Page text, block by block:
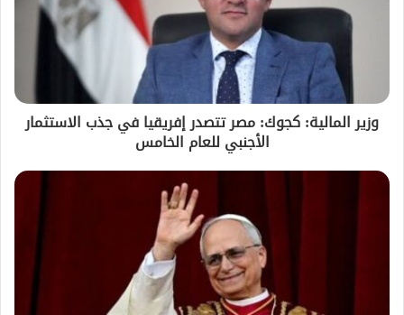
وزير المالية: كجوك: مصر تتصدر إفريقيا في جذب الاستثمار
الأجنبي للعام الخامس